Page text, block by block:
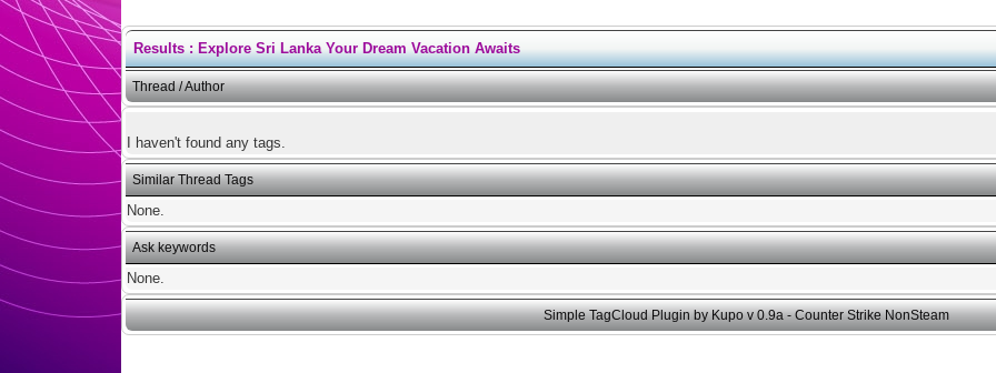
Results : Explore Sri Lanka Your Dream Vacation Awaits
Thread / Author
I haven't found any tags.
Similar Thread Tags
None.
Ask keywords
None.
Simple TagCloud Plugin by Kupo v 0.9a -Counter Strike NonSteam